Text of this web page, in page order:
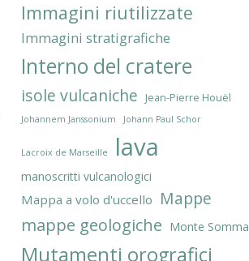
Immagini riutilizzate
Immagini stratigrafiche
Interno del cratere
isole vulcaniche Jean-Pierre Houël
Johannem Janssonium Johann Paul Schor
Lacroix de Marseille lava
manoscritti vulcanologici
Mappa a volo d'uccello Mappe
mappe geologiche Monte Somma
Mutamenti orografici